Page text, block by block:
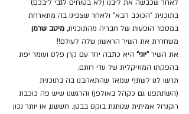
לאחר שכבשה את ליבנו (לא בטוחים לגבי ליבכם)
בתוכנית "הכוכב הבא" ולאחר שצפינו בה מתארחת
במספר הופעות של חבריה מהתוכנית, מיטב שרמן
משחררת את השיר הראשון שלה לעולם!!
את השיר "יוני" היא כתבה יחד עם קרן פלס ועומר יפת
בהפקתו המוזיקלית של עדי רותם.
תרשו לנו לשתף שמאז שהתאהבנו בה בתוכנית
(השתתפנו גם כקהל באולפן) והרגשנו שיש פה כוכבת
רוקנרול אמיתית שנותנת בוקס בבטן. חששנו, או יותר נכון